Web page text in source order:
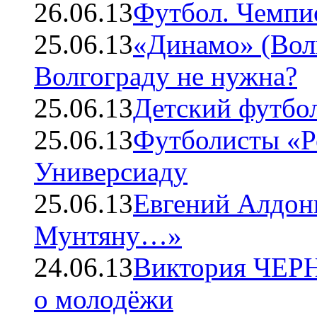
26.06.13Футбол.
25.06.13«Динамо»
Волгограду не нужна?
25.06.13Детский
25.06.13Футболисты
Универсиаду
25.06.13Евгений
Мунтяну…»
24.06.13Виктория
о молодёжи